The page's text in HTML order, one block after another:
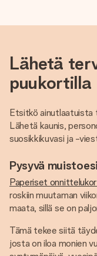
Lähetä
puukortilla
Etsitkö ainutlaatuista
Lähetä kaunis,
suosikkikuvasi ja -
Pysyvä
Paperiset
roskiin muutaman
maata, sillä se on
Tämä tekee siitä
josta on iloa monien